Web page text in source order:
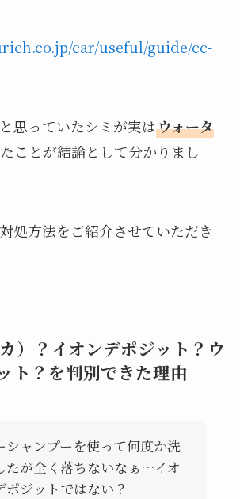
car/useful/guide/cc-
思っていたシミが実はウォータ
ことが結論として分かりまし
処方法をご紹介させていただき
）？イオンデポジット？ウ
ト？を判別できた理由
シャンプーを使って何度か洗
たが全く落ちないなぁ…イオ
ポジットではない？